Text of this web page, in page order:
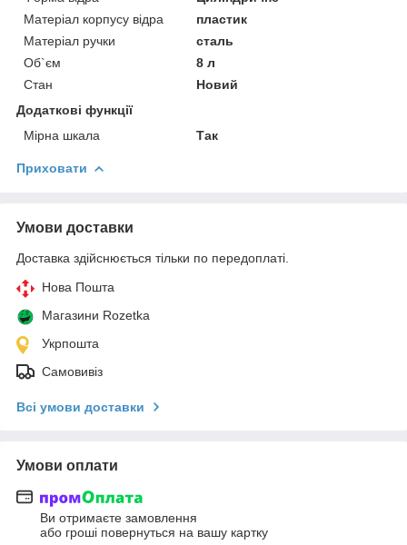
Матеріал корпусу відра
пластик
Матеріал ручки
сталь
Об`єм
8 л
Стан
Новий
Додаткові функції
Мірна шкала
Так
Приховати
Умови доставки
Доставка здійснюється тільки по передоплаті.
Нова Пошта
Магазини Rozetka
Укрпошта
Самовивіз
Всі умови доставки
Умови оплати
Ви отримаєте замовлення
або гроші повернуться на вашу картку